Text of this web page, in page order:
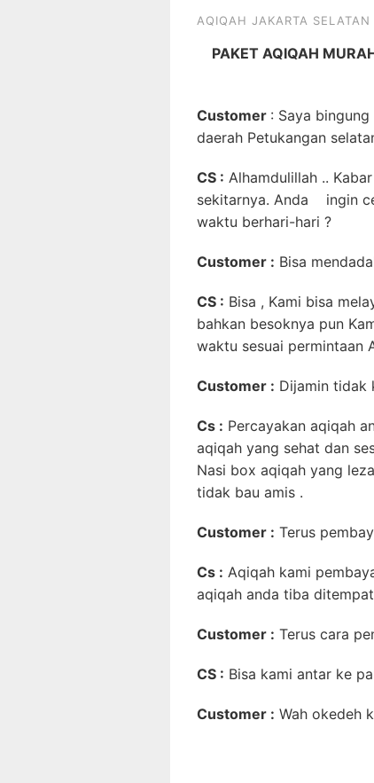
AQIQAH JAKARTA SELATAN
PAKET AQIQAH
Customer : Saya
daerah Petukangan
CS : Alhamdulillah ..
sekitarnya. Anda ingin
waktu berhari-hari ?
Customer : Bisa
CS : Bisa , Kami bisa
bahkan besoknya pun
waktu sesuai permintaan
Customer : Dijamin tidak
Cs : Percayakan aqiqah
aqiqah yang sehat dan
Nasi box aqiqah yang
tidak bau amis .
Customer : Terus
Cs : Aqiqah kami
aqiqah anda tiba
Customer : Terus cara
CS : Bisa kami antar ke
Customer : Wah okedeh